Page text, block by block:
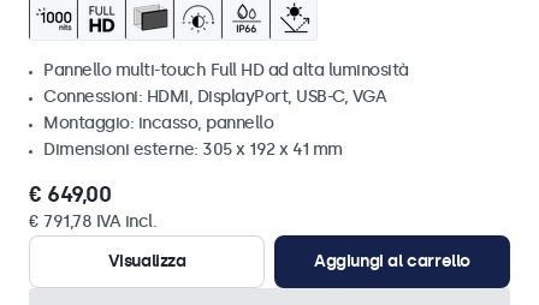
Pannello multi-touch Full HD ad alta luminosità
Connessioni: HDMI, DisplayPort, USB-C, VGA
Montaggio: incasso, pannello
Dimensioni esterne: 305 x 192 x 41 mm
€ 649,00
€ 791,78 IVA incl.
Visualizza
Aggiungi al carrello